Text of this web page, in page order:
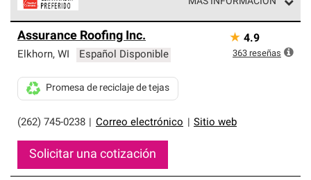
parte de una red exclusiva de profesionales de techos
que cumplen con altos estándares y requisitos estrictos
Assurance Roofing Inc.
Elkhorn, WI Español Disponible
(262) 745-0238 Correo electrónico Sitio web
Promesa de reciclaje de tejas
Solicitar una cotización
★ 4.9
363 reseñas